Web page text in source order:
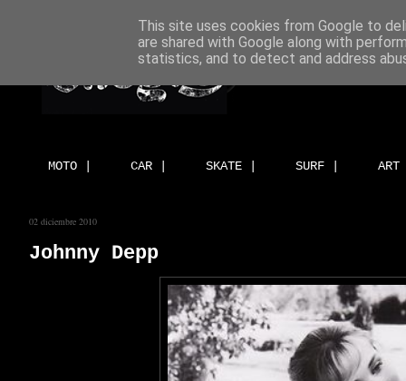
MOTO | CAR | SKATE | SURF |
02 diciembre 2010
Johnny Depp
This site uses cookies from Google to
are shared with Google along with
statistics, and to detect and address